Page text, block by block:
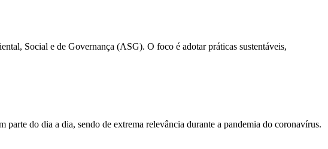
Social e de Governança (ASG). O foco é adotar práticas sustentáveis,
do dia a dia, sendo de extrema relevância durante a pandemia do coronavírus.